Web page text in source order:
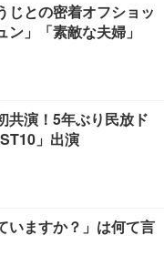
じとの密着オフショッ
ン」「素敵な夫婦」
共演！5年ぶり民放ド
」出演
いますか？」は何て言